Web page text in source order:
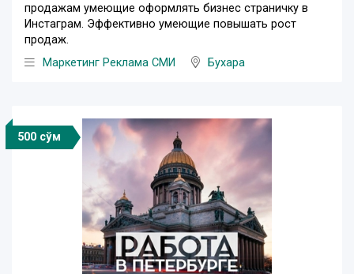
продажам умеющие оформлять бизнес страничку в
Инстаграм. Эффективно умеющие повышать рост
продаж.
Маркетинг Реклама СМИ
Бухара
500 сўм